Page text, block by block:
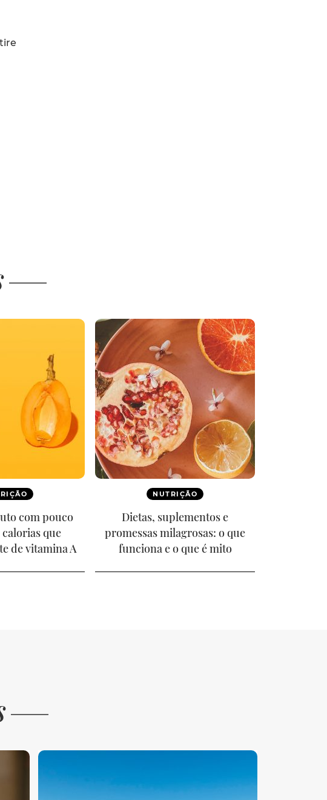
com pouco
calorias que
de vitamina A
NUTRIÇÃO
Dietas, suplementos e
promessas milagrosas: o que
funciona e o que é mito